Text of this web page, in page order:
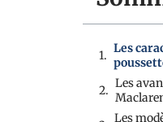
Les
Les
Les